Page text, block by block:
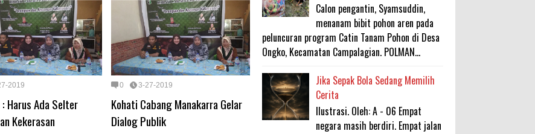
2019
Harus Ada Selter
Kekerasan
0 3-27-2019
Kohati Cabang Manakarra Gelar
Dialog Publik
Calon pengantin, Syamsuddin,
menanam bibit pohon aren pada
peluncuran program Catin Tanam Pohon di Desa
Ongko, Kecamatan Campalagian. POLMAN...
Jika Sepak Bola Sedang Memilih
Cerita
Ilustrasi. Oleh: A - 06 Empat
negara masih berdiri. Empat jalan